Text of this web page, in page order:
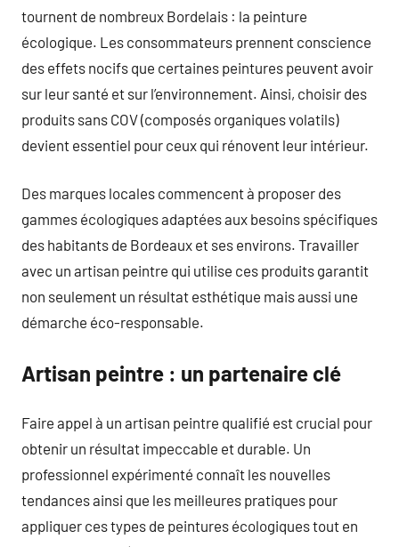
tournent de nombreux Bordelais : la peinture
écologique. Les consommateurs prennent conscience
des effets nocifs que certaines peintures peuvent avoir
sur leur santé et sur l’environnement. Ainsi, choisir des
produits sans COV (composés organiques volatils)
devient essentiel pour ceux qui rénovent leur intérieur.
Des marques locales commencent à proposer des
gammes écologiques adaptées aux besoins spécifiques
des habitants de Bordeaux et ses environs. Travailler
avec un artisan peintre qui utilise ces produits garantit
non seulement un résultat esthétique mais aussi une
démarche éco-responsable.
Artisan peintre : un partenaire clé
Faire appel à un artisan peintre qualifié est crucial pour
obtenir un résultat impeccable et durable. Un
professionnel expérimenté connaît les nouvelles
tendances ainsi que les meilleures pratiques pour
appliquer ces types de peintures écologiques tout en